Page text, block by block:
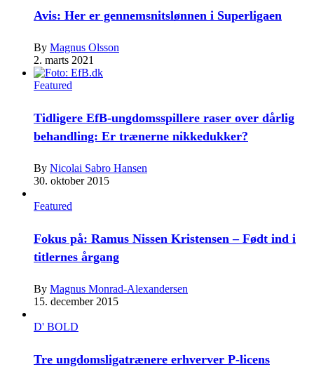
Avis: Her er gennemsnitslønnen i Superligaen
By Magnus Olsson
2. marts 2021
Featured
Tidligere EfB-ungdomsspillere raser over dårlig
behandling: Er trænerne nikkedukker?
By Nicolai Sabro Hansen
30. oktober 2015
Featured
Fokus på: Ramus Nissen Kristensen – Født ind i
titlernes årgang
By Magnus Monrad-Alexandersen
15. december 2015
D' BOLD
Tre ungdomsligatrænere erhverver P-licens